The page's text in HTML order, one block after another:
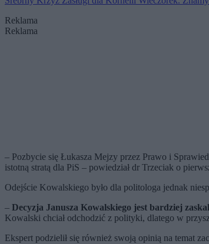
Reklama
Reklama
– Pozbycie się Łukasza Mejzy przez Prawo i
istotną stratą dla PiS – powiedział dr Trzeciak o
Odejście Kowalskiego było dla politologa jednak
– Decyzja Janusza Kowalskiego jest bardziej
Kowalski chciał odchodzić z polityki, dlatego w
Ekspert podzielił się również swoją opinią na temat